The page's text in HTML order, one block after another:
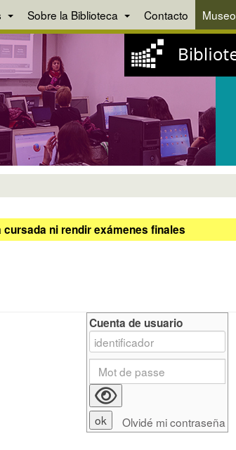
Sobre la Biblioteca Contacto Museo
ni rendir exámenes finales
Cuenta de usuario
Olvidé mi contraseña